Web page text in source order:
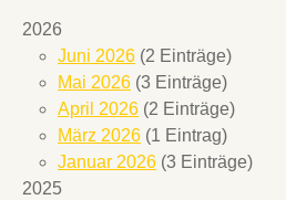
2026
Juni 2026 (2 Einträge)
Mai 2026 (3 Einträge)
April 2026 (2 Einträge)
März 2026 (1 Eintrag)
Januar 2026 (3 Einträge)
2025